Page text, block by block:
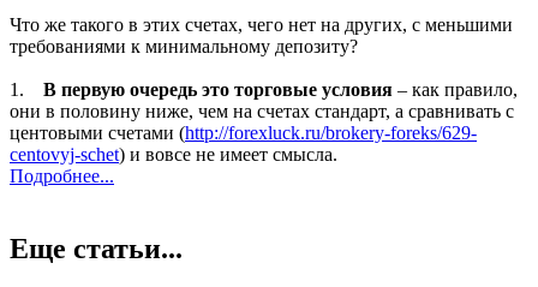
Что же такого в этих счетах, чего нет на других, с меньшими
требованиями к минимальному депозиту?
1. В первую очередь это торговые условия – как правило,
они в половину ниже, чем на счетах стандарт, а сравнивать с
центовыми счетами (http://forexluck.ru/brokery-foreks/629-
centovyj-schet) и вовсе не имеет смысла.
Подробнее...
Еще статьи...